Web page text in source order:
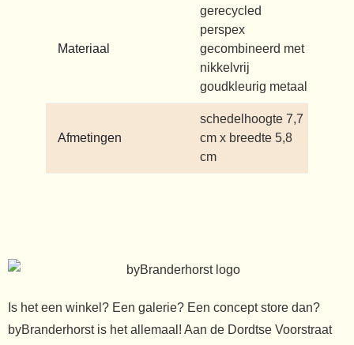
Materiaal
gerecycled
perspex
gecombineerd met
nikkelvrij
goudkleurig metaal
Afmetingen
schedelhoogte 7,7
cm x breedte 5,8
cm
Is het een winkel? Een galerie? Een concept store dan?
byBranderhorst is het allemaal! Aan de Dordtse Voorstraat